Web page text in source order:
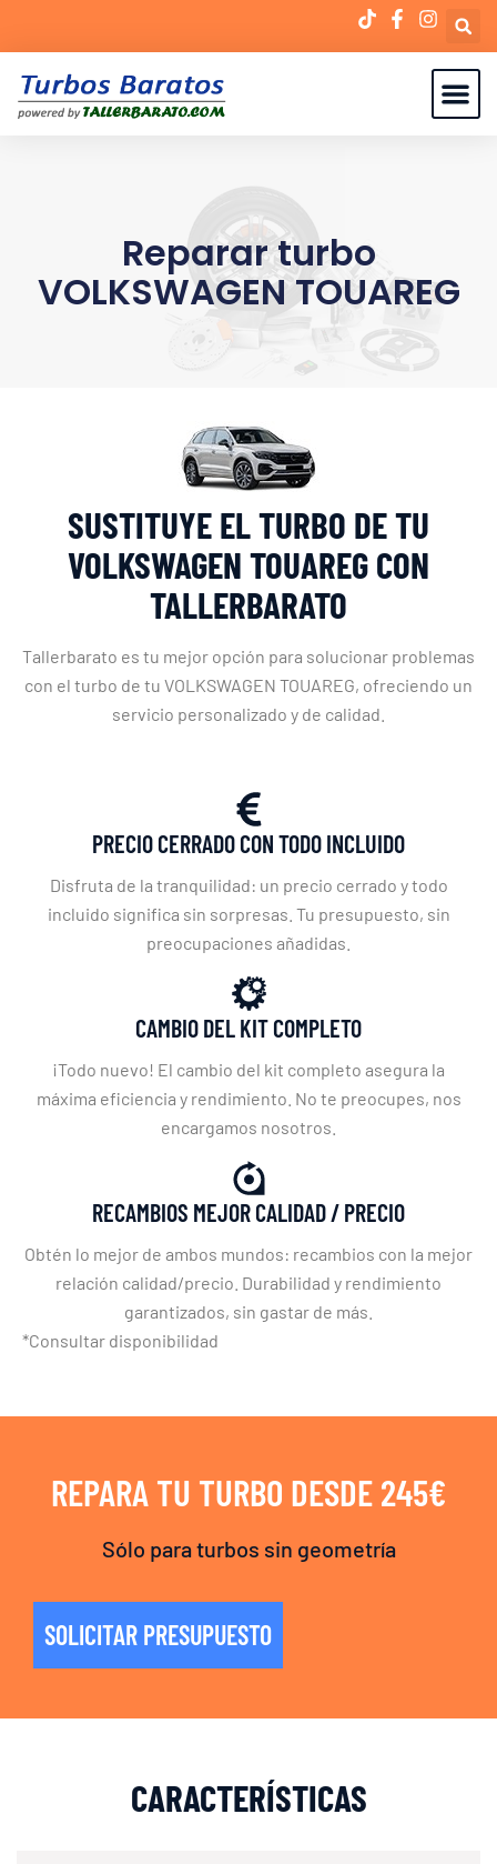
Reparar turbo
VOLKSWAGEN TOUAREG
SUSTITUYE EL TURBO DE TU
VOLKSWAGEN TOUAREG CON
TALLERBARATO
Tallerbarato es tu mejor opción para solucionar problemas
con el turbo de tu VOLKSWAGEN TOUAREG, ofreciendo un
servicio personalizado y de calidad.
PRECIO CERRADO CON TODO INCLUIDO
Disfruta de la tranquilidad: un precio cerrado y todo
incluido significa sin sorpresas. Tu presupuesto, sin
preocupaciones añadidas.
CAMBIO DEL KIT COMPLETO
¡Todo nuevo! El cambio del kit completo asegura la
máxima eficiencia y rendimiento. No te preocupes, nos
encargamos nosotros.
RECAMBIOS MEJOR CALIDAD / PRECIO
Obtén lo mejor de ambos mundos: recambios con la mejor
relación calidad/precio. Durabilidad y rendimiento
garantizados, sin gastar de más.
*Consultar disponibilidad
REPARA TU TURBO DESDE 245€
Sólo para turbos sin geometría
SOLICITAR PRESUPUESTO
CARACTERÍSTICAS